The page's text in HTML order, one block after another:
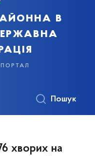
в
Пошук
хворих на